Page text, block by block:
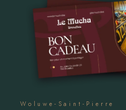
Woluwe-Saint-Pierre